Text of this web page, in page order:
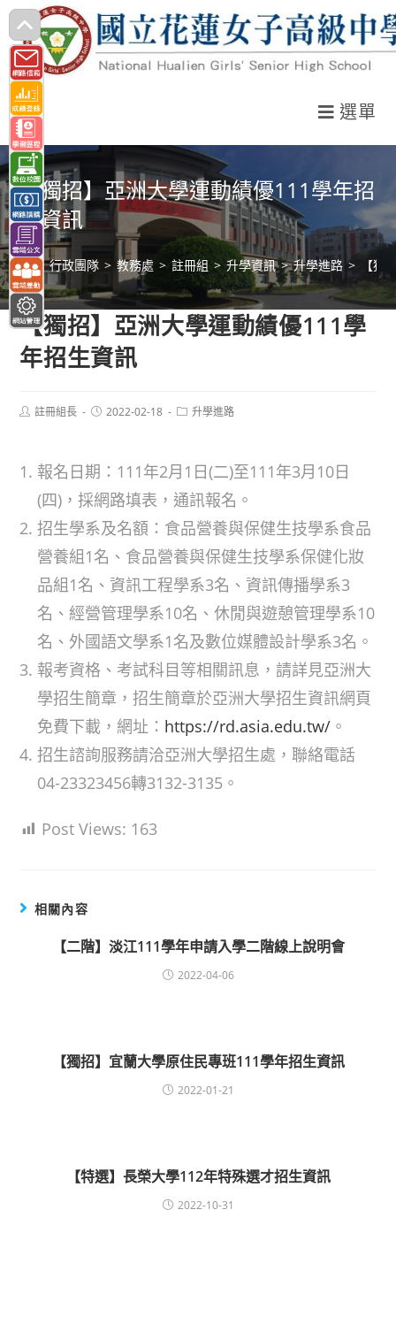
跳
轉
至
主
要
內
容
選單
【獨招】亞洲大學運動績優111學年招
生資訊
> 行政團隊 > 教務處 > 註冊組 > 升學資訊 > 升學進路 > 【獨
【獨招】亞洲大學運動績優111學
年招生資訊
Post註冊組長
Post2022-02-18
Post升學進路
報名日期：111年2月1日(二)至111年3月10日
(四)，採網路填表，通訊報名。
招生學系及名額：食品營養與保健生技學系食品
營養組1名、食品營養與保健生技學系保健化妝
品組1名、資訊工程學系3名、資訊傳播學系3
名、經營管理學系10名、休閒與遊憩管理學系10
名、外國語文學系1名及數位媒體設計學系3名。
報考資格、考試科目等相關訊息，請詳見亞洲大
學招生簡章，招生簡章於亞洲大學招生資訊網頁
免費下載，網址： https://rd.asia.edu.tw/ 。
招生諮詢服務請洽亞洲大學招生處，聯絡電話
04-23323456轉3132-3135。
Post Views: 163
相關內容
【二階】淡江111學年申請入學二階線上說明會
2022-04-06
【獨招】宜蘭大學原住民專班111學年招生資訊
2022-01-21
【特選】長榮大學112年特殊選才招生資訊
2022-10-31